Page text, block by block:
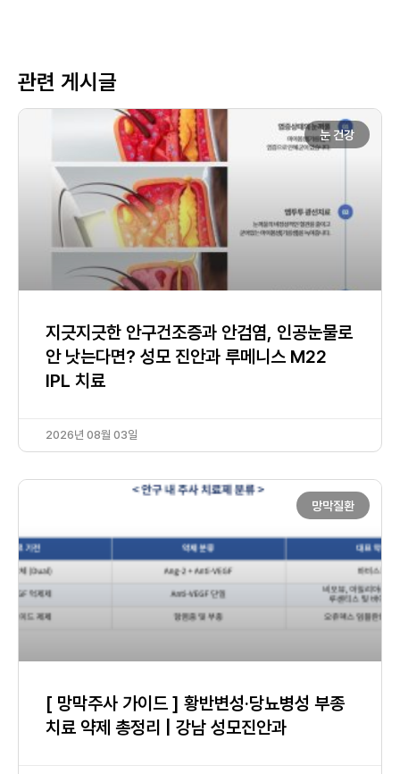
관련 게시글
눈 건강
지긋지긋한 안구건조증과 안검염, 인공눈물로
안 낫는다면? 성모 진안과 루메니스 M22
IPL 치료
2026년 08월 03일
망막질환
[ 망막주사 가이드 ] 황반변성·당뇨병성 부종
치료 약제 총정리 | 강남 성모진안과